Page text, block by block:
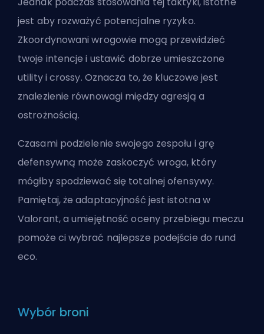
jest aby rozważyć potencjalne ryzyko.
Zkoordynowani wrogowie mogą przewidzieć
twoje intencje i ustawić dobrze umieszczone
utility i crossy. Oznacza to, że kluczowe jest
znalezienie równowagi między agresją a
ostrożnością.
Czasami podzielenie swojego zespołu i grę
defensywną może zaskoczyć wroga, który
mógłby spodziewać się totalnej ofensywy.
Pamiętaj, że adaptacyjność jest istotna w
Valorant, a umiejętność oceny przebiegu meczu
pomoże ci wybrać najlepsze podejście do rund
eco.
Wybór broni